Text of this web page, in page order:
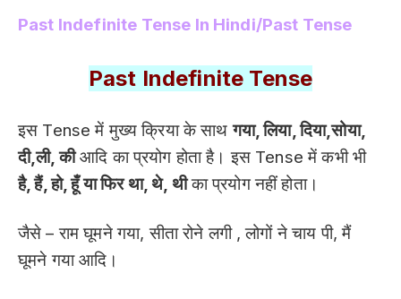
Past Indefinite Tense In Hindi/Past Tense
Past Indefinite Tense
इस Tense में मुख्य क्रिया के साथगया, लिया, दिया,सोया,
दी,ली, कीआदि का प्रयोग होता है। इस Tense में कभी भी
है, हैं, हो, हूँ या फिर था, थे, थीका प्रयोग नहीं होता।
जैसे – राम घूमने गया, सीता रोने लगी , लोगों ने चाय पी, मैं
घूमने गया आदि।